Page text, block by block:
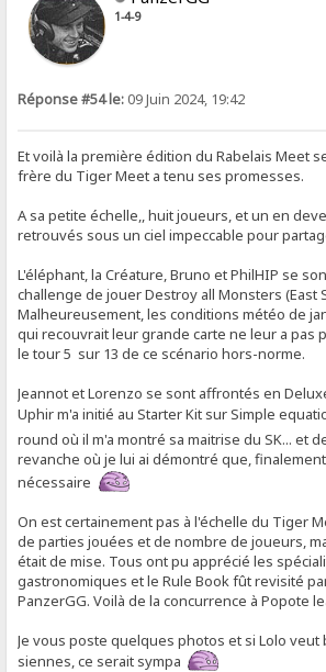
1-4-9
Réponse #54 le: 09 Juin 2024, 19:42
Et voilà la première édition du Rabelais Meet
frère du Tiger Meet a tenu ses promesses.
A sa petite échelle,, huit joueurs, et un en
retrouvés sous un ciel impeccable pour
L'éléphant, la Créature, Bruno et PhilHIP se
challenge de jouer Destroy all Monsters (East
Malheureusement, les conditions météo de
qui recouvrait leur grande carte ne leur a pas
le tour 5 sur 13 de ce scénario hors-norme.
Jeannot et Lorenzo se sont affrontés en
Uphir m'a initié au Starter Kit sur Simple
round où il m'a montré sa maitrise du SK... et
revanche où je lui ai démontré que,
nécessaire
On est certainement pas à l'échelle du Tiger
de parties jouées et de nombre de joueurs,
était de mise. Tous ont pu apprécié les
gastronomiques et le Rule Book fût revisité
PanzerGG. Voilà de la concurrence à Popote
Je vous poste quelques photos et si Lolo veut
siennes, ce serait sympa